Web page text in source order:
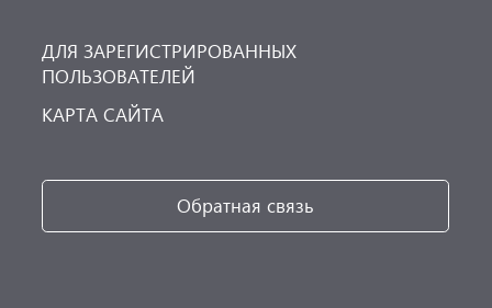
ДЛЯ ЗАРЕГИСТРИРОВАННЫХ
ПОЛЬЗОВАТЕЛЕЙ
КАРТА САЙТА
Обратная связь